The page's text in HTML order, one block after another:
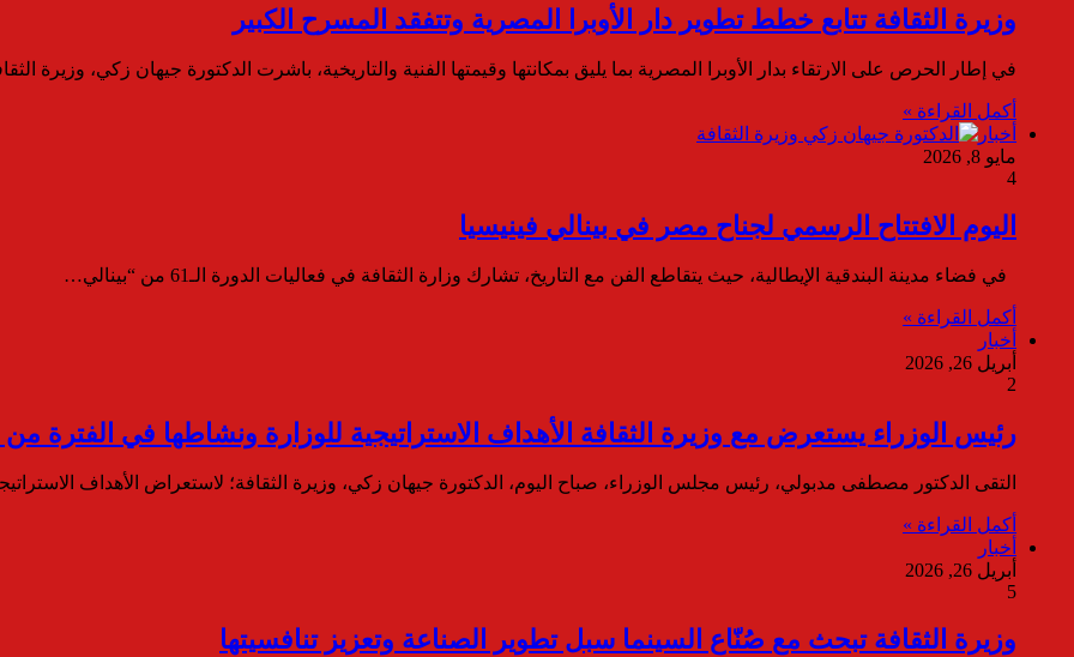
وزيرة الثقافة تتابع خطط تطوير دار الأوبرا المصرية وتتفقد المسرح الكبير
في إطار الحرص على الارتقاء بدار الأوبرا المصرية بما يليق بمكانتها وقيمتها الفنية والتاريخية، باشرت الدكتورة جيهان زكي، وزيرة
أكمل القراءة »
أخبار
مايو 8, 2026
4
اليوم الافتتاح الرسمي لجناح مصر في بينالي فينيسيا
في فضاء مدينة البندقية الإيطالية، حيث يتقاطع الفن مع التاريخ، تشارك وزارة الثقافة في فعاليات الدورة الـ61 من “بينالي…
أكمل القراءة »
أخبار
أبريل 26, 2026
2
رئيس الوزراء يستعرض مع وزيرة الثقافة الأهداف الاستراتيجية للوزارة ونشاطها في الفترة من
التقى الدكتور مصطفى مدبولي، رئيس مجلس الوزراء، صباح اليوم، الدكتورة جيهان زكي، وزيرة الثقافة؛ لاستعراض الأهداف
أكمل القراءة »
أخبار
أبريل 26, 2026
5
وزيرة الثقافة تبحث مع صُنّاع السينما سبل تطوير الصناعة وتعزيز تنافسيتها